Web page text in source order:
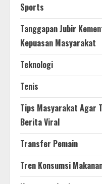
Sports
Tanggapan Jubir
Kepuasan Masyarakat
Teknologi
Tenis
Tips Masyarakat Agar
Berita Viral
Transfer Pemain
Tren Konsumsi